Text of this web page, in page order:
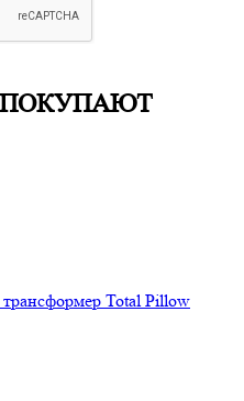
Total Pillow